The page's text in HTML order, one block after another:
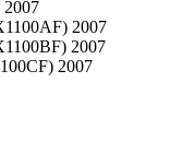
2007
2007
2007
2007